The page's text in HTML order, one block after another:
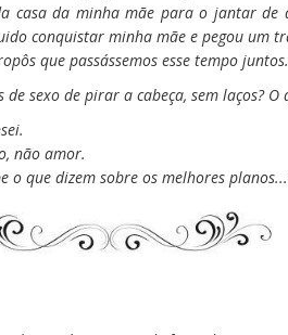
casa da minha mãe para o jantar de
conquistar minha mãe e pegou um
que passássemos esse tempo juntos.
de sexo de pirar a cabeça, sem laços?
não amor.
o que dizem sobre os melhores